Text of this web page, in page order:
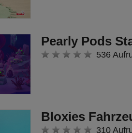
Pearly Pods
536
Bloxies
310